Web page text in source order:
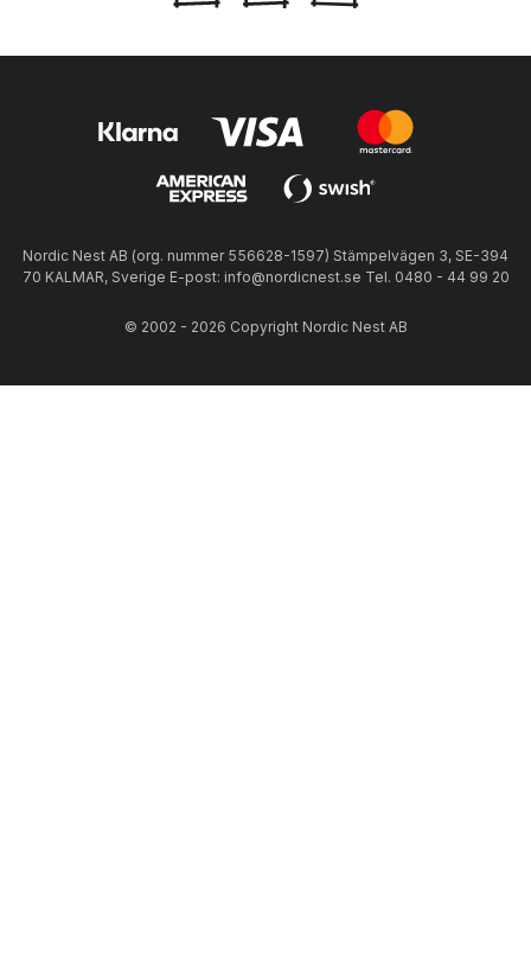
Nordic Nest AB (org. nummer 556628-1597) Stämpelvägen 3, SE-394
70 KALMAR, Sverige E-post: info@nordicnest.se Tel. 0480 - 44 99 20
© 2002 - 2026 Copyright Nordic Nest AB